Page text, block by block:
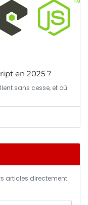
en 2025 ?
sans cesse, et où
articles directement